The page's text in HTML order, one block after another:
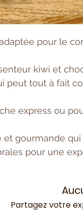
pour le
kiwi et
peut tout à fait
express ou
et gourmande
pour une
Partagez votre